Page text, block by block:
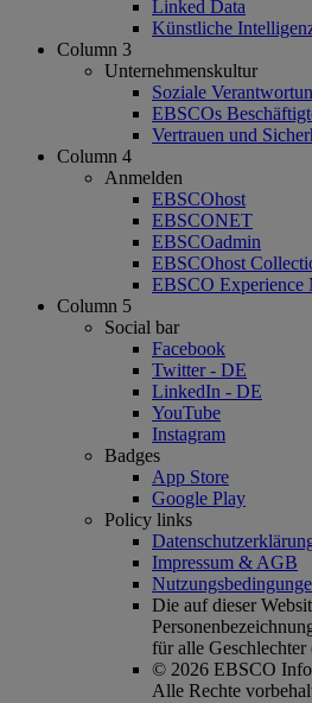
Linked Data
Künstliche
Column 3
Unternehmenskultur
Soziale
EBSCOs
Vertrauen und
Column 4
Anmelden
EBSCOhost
EBSCONET
EBSCOadmin
EBSCOhost
EBSCO Experience
Column 5
Social bar
Facebook
Twitter - DE
LinkedIn - DE
YouTube
Instagram
Badges
App Store
Google Play
Policy links
Impressum & AGB
Die auf dieser
für alle Geschlechter
© 2026 EBSCO
Alle Rechte